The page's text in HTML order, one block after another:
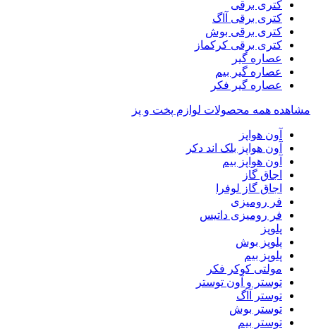
کتری برقی
کتری برقی آاگ
کتری برقی بوش
کتری برقی کرکماز
عصاره گیر
عصاره گیر بیم
عصاره گیر فکر
مشاهده همه محصولات لوازم پخت و پز
آون هواپز
آون هواپز بلک اند دکر
آون هواپز بیم
اجاق گاز
اجاق گاز لوفرا
فر رومیزی
فر رومیزی داتیس
پلوپز
پلوپز بوش
پلوپز بیم
مولتی کوکر فکر
توستر و آون توستر
توستر آاگ
توستر بوش
توستر بیم